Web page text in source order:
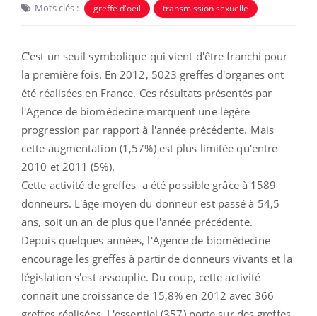
Mots clés : greffe d'oeil transmission sexuelle
C'est un seuil symbolique qui vient d'être franchi pour
la première fois. En 2012, 5023 greffes d'organes ont
été réalisées en France. Ces résultats présentés par
l'Agence de biomédecine marquent une lègère
progression par rapport à l'année précédente. Mais
cette augmentation (1,57%) est plus limitée qu'entre
2010 et 2011 (5%).
Cette activité de greffes a été possible grâce à 1589
donneurs. L'âge moyen du donneur est passé à 54,5
ans, soit un an de plus que l'année précédente.
Depuis quelques années, l'Agence de biomédecine
encourage les greffes à partir de donneurs vivants et la
législation s'est assouplie. Du coup, cette activité
connait une croissance de 15,8% en 2012 avec 366